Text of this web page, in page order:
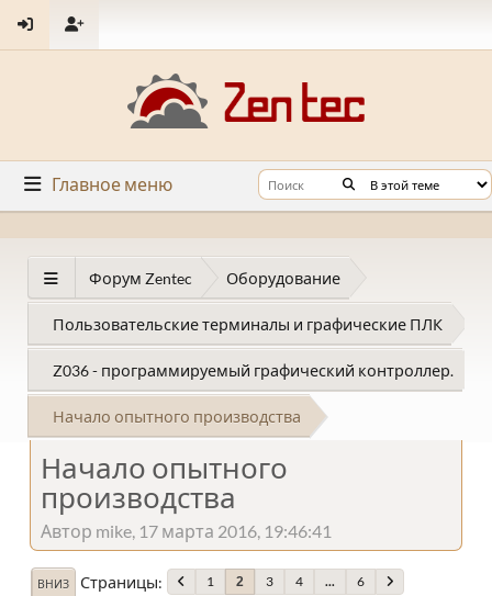
Главное меню
Форум Zentec Оборудование
Пользовательские терминалы и графические ПЛК
Z036 - программируемый графический контроллер.
Начало опытного производства
Начало опытного
производства
Автор mike, 17 марта 2016, 19:46:41
ВНИЗ Страницы 1 2 3 4 ... 6